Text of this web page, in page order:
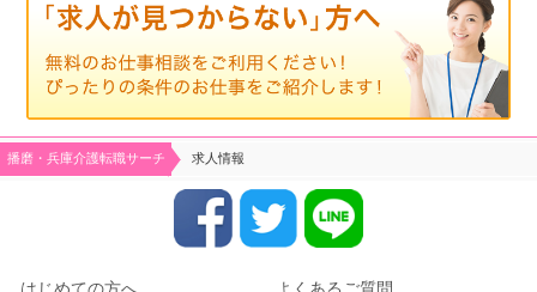
播磨・兵庫介護転職サーチ 求人情報